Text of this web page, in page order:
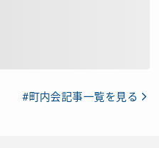
#町内会記事一覧を見る